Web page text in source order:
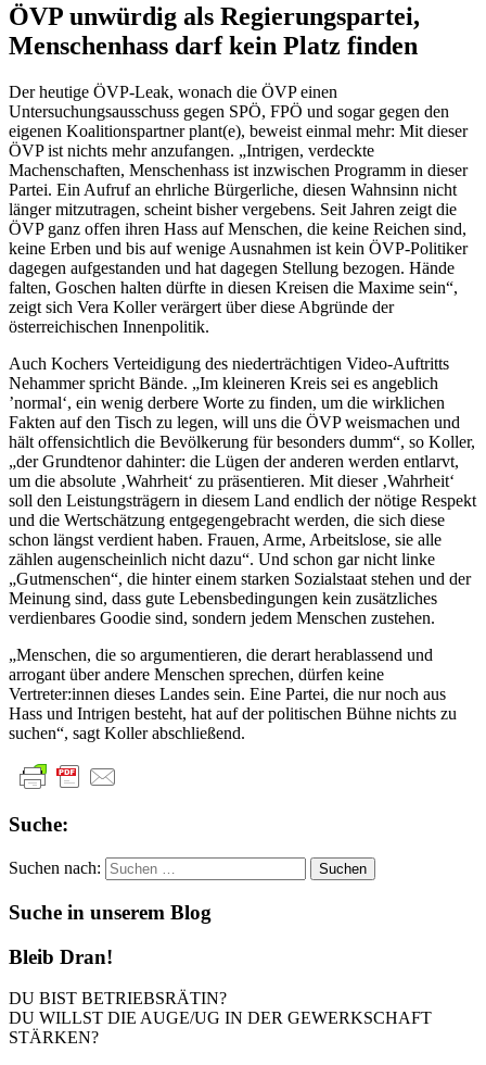
ÖVP unwürdig als Regierungspartei,
Menschenhass darf kein Platz finden
Der heutige ÖVP-Leak, wonach die ÖVP einen
Untersuchungsausschuss gegen SPÖ, FPÖ und sogar gegen den
eigenen Koalitionspartner plant(e), beweist einmal mehr: Mit dieser
ÖVP ist nichts mehr anzufangen. „Intrigen, verdeckte
Machenschaften, Menschenhass ist inzwischen Programm in dieser
Partei. Ein Aufruf an ehrliche Bürgerliche, diesen Wahnsinn nicht
länger mitzutragen, scheint bisher vergebens. Seit Jahren zeigt die
ÖVP ganz offen ihren Hass auf Menschen, die keine Reichen sind,
keine Erben und bis auf wenige Ausnahmen ist kein ÖVP-Politiker
dagegen aufgestanden und hat dagegen Stellung bezogen. Hände
falten, Goschen halten dürfte in diesen Kreisen die Maxime sein“,
zeigt sich Vera Koller verärgert über diese Abgründe der
österreichischen Innenpolitik.
Auch Kochers Verteidigung des niederträchtigen Video-Auftritts
Nehammer spricht Bände. „Im kleineren Kreis sei es angeblich
’normal‘, ein wenig derbere Worte zu finden, um die wirklichen
Fakten auf den Tisch zu legen, will uns die ÖVP weismachen und
hält offensichtlich die Bevölkerung für besonders dumm“, so Koller,
„der Grundtenor dahinter: die Lügen der anderen werden entlarvt,
um die absolute ‚Wahrheit‘ zu präsentieren. Mit dieser ‚Wahrheit‘
soll den Leistungsträgern in diesem Land endlich der nötige Respekt
und die Wertschätzung entgegengebracht werden, die sich diese
schon längst verdient haben. Frauen, Arme, Arbeitslose, sie alle
zählen augenscheinlich nicht dazu“. Und schon gar nicht linke
„Gutmenschen“, die hinter einem starken Sozialstaat stehen und der
Meinung sind, dass gute Lebensbedingungen kein zusätzliches
verdienbares Goodie sind, sondern jedem Menschen zustehen.
„Menschen, die so argumentieren, die derart herablassend und
arrogant über andere Menschen sprechen, dürfen keine
Vertreter:innen dieses Landes sein. Eine Partei, die nur noch aus
Hass und Intrigen besteht, hat auf der politischen Bühne nichts zu
suchen“, sagt Koller abschließend.
Suche:
Suchen nach:
Suche in unserem Blog
Bleib Dran!
DU BIST BETRIEBSRÄTIN?
DU WILLST DIE AUGE/UG IN DER GEWERKSCHAFT
STÄRKEN?